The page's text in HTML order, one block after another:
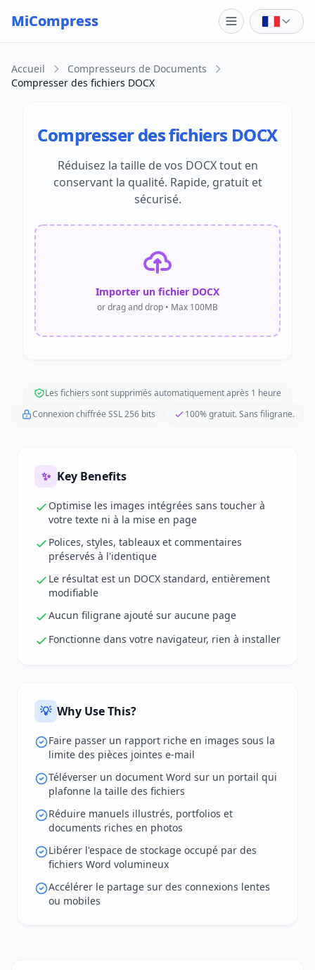
Skip to main content
MiCompress
Accueil
Compresseurs de Documents
Compresser des fichiers DOCX
Compresser des fichiers DOCX
Réduisez la taille de vos DOCX tout en
conservant la qualité. Rapide, gratuit et
sécurisé.
Importer un fichier DOCX
or drag and drop • Max 100MB
Les fichiers sont supprimés automatiquement après 1 heure
Connexion chiffrée SSL 256 bits
100% gratuit. Sans filigrane.
✨ Key Benefits
Optimise les images intégrées sans toucher à
votre texte ni à la mise en page
Polices, styles, tableaux et commentaires
préservés à l'identique
Le résultat est un DOCX standard, entièrement
modifiable
Aucun filigrane ajouté sur aucune page
Fonctionne dans votre navigateur, rien à installer
💡 Why Use This?
Faire passer un rapport riche en images sous la
limite des pièces jointes e-mail
Téléverser un document Word sur un portail qui
plafonne la taille des fichiers
Réduire manuels illustrés, portfolios et
documents riches en photos
Libérer l'espace de stockage occupé par des
fichiers Word volumineux
Accélérer le partage sur des connexions lentes
ou mobiles